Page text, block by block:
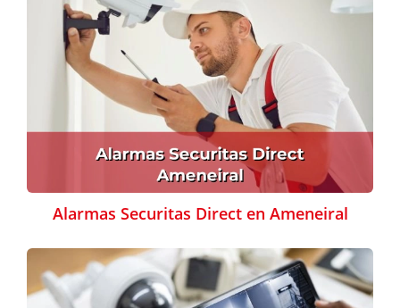
Alarmas Securitas Direct en Ameneiral